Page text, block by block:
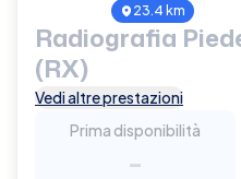
23.4 km
Radiografia
(RX)
Vedi altre prestazioni
Prima disponibilità
-